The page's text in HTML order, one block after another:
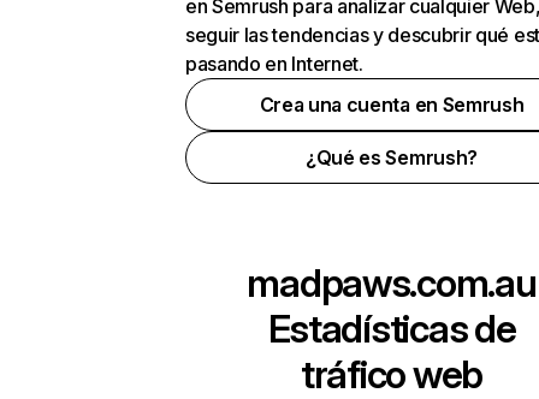
en Semrush para analizar cualquier
seguir las tendencias y descubrir qué
pasando en Internet.
Crea una cuenta en Semrush
¿Qué es Semrush?
madpaws.com.au
Estadísticas de
tráfico web